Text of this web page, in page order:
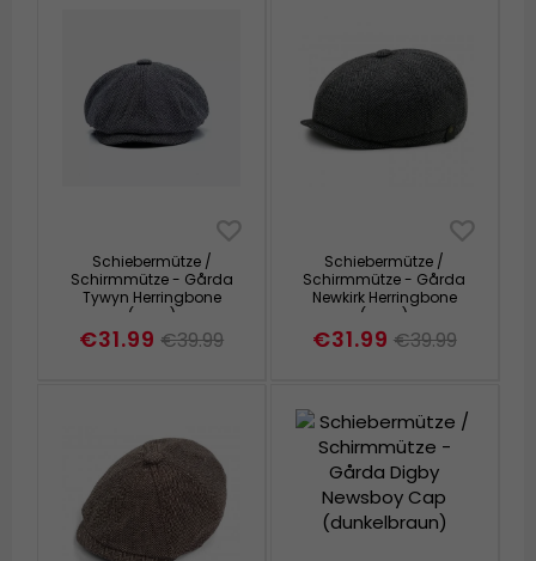
Schiebermütze /
Schirmmütze - Gårda
Tywyn Herringbone
(grau)
€31.99 €39.99
Schiebermütze /
Schirmmütze - Gårda
Newkirk Herringbone
(grau)
€31.99 €39.99